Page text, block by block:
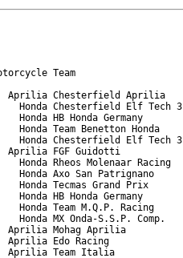
Team
Aprilia Chesterfield Aprilia
Honda Chesterfield Elf Tech 3
HB Honda Germany
Team Benetton Honda
Honda Chesterfield Elf Tech 3
Aprilia FGF Guidotti
Rheos Molenaar Racing
Honda Axo San Patrignano
Tecmas Grand Prix
HB Honda Germany
Honda Team M.Q.P. Racing
MX Onda-S.S.P. Comp.
Aprilia Mohag Aprilia
Aprilia Edo Racing
Aprilia Team Italia